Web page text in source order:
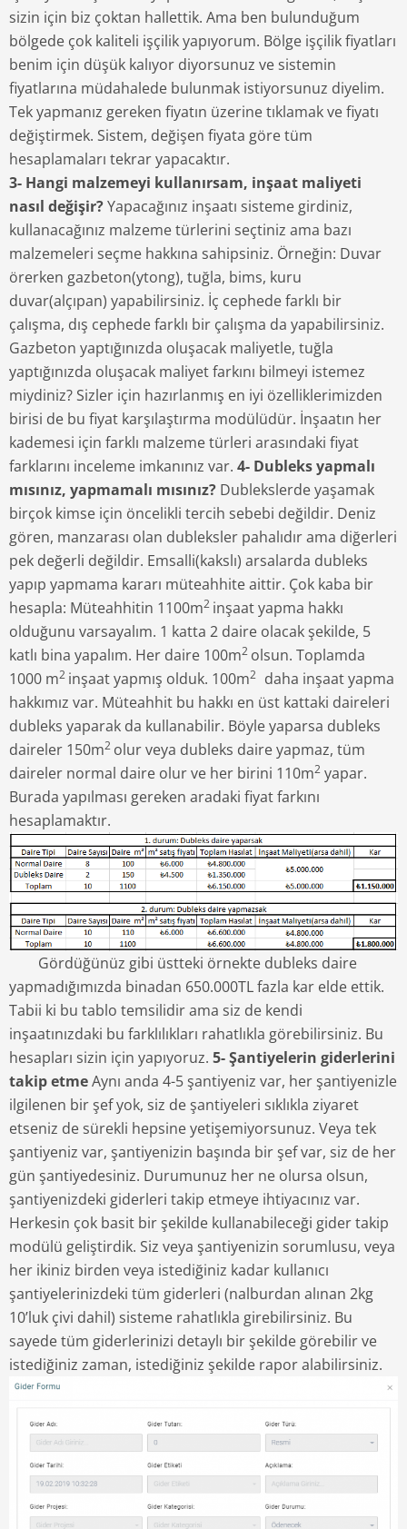
sizin için biz çoktan hallettik. Ama ben bulunduğum
bölgede çok kaliteli işçilik yapıyorum. Bölge işçilik fiyatları
benim için düşük kalıyor diyorsunuz ve sistemin
fiyatlarına müdahalede bulunmak istiyorsunuz diyelim.
Tek yapmanız gereken fiyatın üzerine tıklamak ve fiyatı
değiştirmek. Sistem, değişen fiyata göre tüm
hesaplamaları tekrar yapacaktır.
3- Hangi malzemeyi kullanırsam, inşaat maliyeti
nasıl değişir?Yapacağınız inşaatı sisteme girdiniz,
kullanacağınız malzeme türlerini seçtiniz ama bazı
malzemeleri seçme hakkına sahipsiniz. Örneğin: Duvar
örerken gazbeton(ytong), tuğla, bims, kuru
duvar(alçıpan) yapabilirsiniz. İç cephede farklı bir
çalışma, dış cephede farklı bir çalışma da yapabilirsiniz.
Gazbeton yaptığınızda oluşacak maliyetle, tuğla
yaptığınızda oluşacak maliyet farkını bilmeyi istemez
miydiniz? Sizler için hazırlanmış en iyi özelliklerimizden
birisi de bu fiyat karşılaştırma modülüdür. İnşaatın her
kademesi için farklı malzeme türleri arasındaki fiyat
farklarını inceleme imkanınız var. 4- Dubleks yapmalı
mısınız, yapmamalı mısınız? Dublekslerde yaşamak
birçok kimse için öncelikli tercih sebebi değildir. Deniz
gören, manzarası olan dubleksler pahalıdır ama diğerleri
pek değerli değildir. Emsalli(kakslı) arsalarda dubleks
yapıp yapmama kararı müteahhite aittir. Çok kaba bir
hesapla: Müteahhitin 1100m2 inşaat yapma hakkı
olduğunu varsayalım. 1 katta 2 daire olacak şekilde, 5
katlı bina yapalım. Her daire 100m2 olsun. Toplamda
1000 m2 inşaat yapmış olduk. 100m2 daha inşaat yapma
hakkımız var. Müteahhit bu hakkı en üst kattaki daireleri
dubleks yaparak da kullanabilir. Böyle yaparsa dubleks
daireler 150m2 olur veya dubleks daire yapmaz, tüm
daireler normal daire olur ve her birini 110m2 yapar.
Burada yapılması gereken aradaki fiyat farkını
hesaplamaktır.
Gördüğünüz gibi üstteki örnekte dubleks daire
yapmadığımızda binadan 650.000TL fazla kar elde ettik.
Tabii ki bu tablo temsilidir ama siz de kendi
inşaatınızdaki bu farklılıkları rahatlıkla görebilirsiniz. Bu
hesapları sizin için yapıyoruz. 5- Şantiyelerin giderlerini
takip etmeAynı anda 4-5 şantiyeniz var, her şantiyenizle
ilgilenen bir şef yok, siz de şantiyeleri sıklıkla ziyaret
etseniz de sürekli hepsine yetişemiyorsunuz. Veya tek
şantiyeniz var, şantiyenizin başında bir şef var, siz de her
gün şantiyedesiniz. Durumunuz her ne olursa olsun,
şantiyenizdeki giderleri takip etmeye ihtiyacınız var.
Herkesin çok basit bir şekilde kullanabileceği gider takip
modülü geliştirdik. Siz veya şantiyenizin sorumlusu, veya
her ikiniz birden veya istediğiniz kadar kullanıcı
şantiyelerinizdeki tüm giderleri (nalburdan alınan 2kg
10’luk çivi dahil) sisteme rahatlıkla girebilirsiniz. Bu
sayede tüm giderlerinizi detaylı bir şekilde görebilir ve
istediğiniz zaman, istediğiniz şekilde rapor alabilirsiniz.